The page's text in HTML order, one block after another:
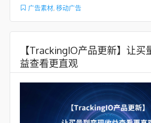
广告素材 移动广告
【TrackingIO产品更新】让买
益查看更直观